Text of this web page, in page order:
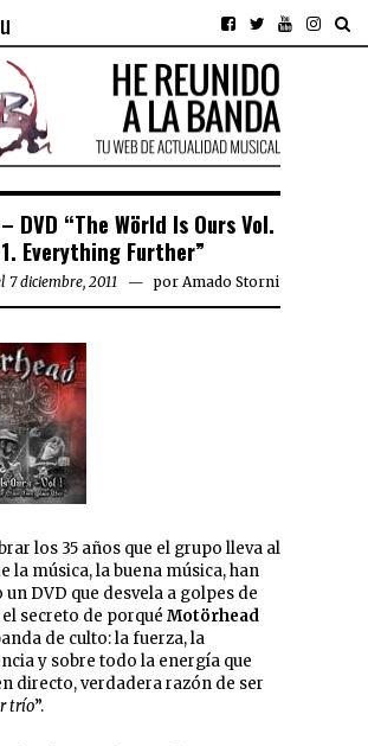
DVD “The Wörld Is Ours Vol.
1. Everything Further”
7 diciembre, 2011 por Amado Storni
los 35 años que el grupo lleva al
la música, la buena música, han
un DVD que desvela a golpes de
secreto de porqué Motörhead
de culto: la fuerza, la
y sobre todo la energía que
directo, verdadera razón de ser
trío”.